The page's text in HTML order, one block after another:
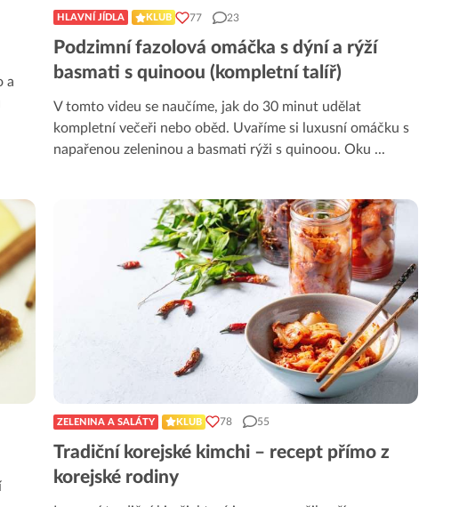
a
HLAVNÍ JÍDLA KLUB 77 23
Podzimní fazolová omáčka s dýní a rýží
basmati s quinoou (kompletní talíř)
V tomto videu se naučíme, jak do 30 minut udělat
kompletní večeři nebo oběd. Uvaříme si luxusní omáčku s
napařenou zeleninou a basmati rýži s quinoou. Oku ...
ZELENINA A SALÁTY KLUB 78 55
Tradiční korejské kimchi – recept přímo z
korejské rodiny